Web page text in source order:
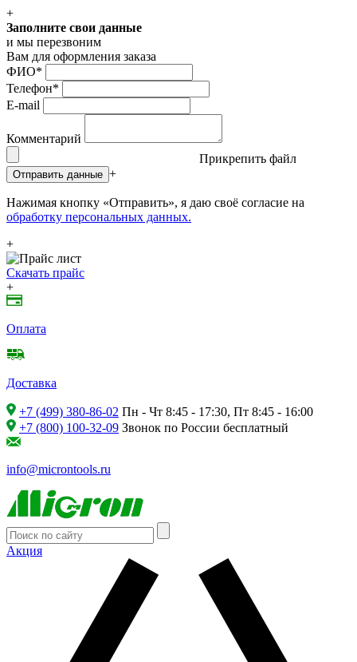
+
Заполните свои данные
и мы перезвоним
Вам для оформления заказа
ФИО*
Телефон*
E-mail
Комментарий
Прикрепить файл
Отправить данные +
Нажимая кнопку «Отправить», я даю своё согласие на
обработку персональных данных.
+
Скачать прайс
+
Оплата
Доставка
+7 (499) 380-86-02 Пн - Чт 8:45 - 17:30, Пт 8:45 - 16:00
+7 (800) 100-32-09 Звонок по России бесплатный
info@microntools.ru
Акция